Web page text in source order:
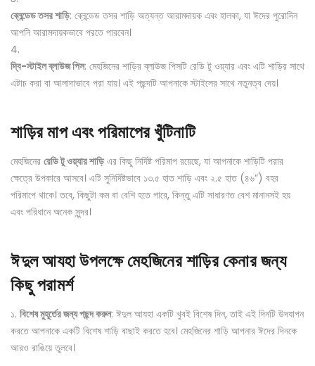
ব্লেন্ডেড তসর শাড়ি: ব্লেন্ডেড তসর শাড়ি অত্যন্ত আরামদায়ক এবং হালকা, যা ঈদের পুরোদিন
আপনি আরামদায়কভাবে পরতে পারবেন।
দ্বি-স্টাইল ব্লাউজ পিস: মেহজিনের শাড়ির ব্লাউজ পিসটি রেডি টু ওয়্যার এবং এটি শাড়ির সাথে
এটাচ করা বা আলাদাভাবে পরা যায়। এই পছন্দটি আপনাকে স্টাইলের সাথে নতুনত্ব দেয়।
শাড়ির মাপ এবং পরিমাপের খুঁটিনাটি
মেহজিনের রেডি টু ওয়্যার শাড়ি এর কিছু নির্দিষ্ট পরিমাপ রয়েছে, যা আপনাকে শাড়িটি পরার
ক্ষেত্রে উপকারে আসবে। এটি সুনির্দিষ্টভাবে ১৩.৫ হাত শাড়ি এবং ২.৫ হাত (৪৬”) বহর
পরিমাপে থাকে। তবে, কিছুটা কম বা বেশি হতে পারে, কিন্তু এটি সাধারণত বেশ মানানসই হয়
এবং পরিধানে অনেক সুন্দর।
ঈদুল আযহা উপলক্ষে মেহজিনের শাড়ির কেনার জন্য
কিছু পরামর্শ
১. বিশেষ মুহূর্তের জন্য পছন্দ করুন: ঈদুল আযহা একটি খুবই বিশেষ দিন, তাই এই দিনটি উদযাপন
করতে আপনাকে একটি বিশেষ শাড়ি বাছাই করতে হবে। মেহজিনের শাড়ি আপনার ঈদের দিনকে
আরও রাঙিয়ে তুলবে।